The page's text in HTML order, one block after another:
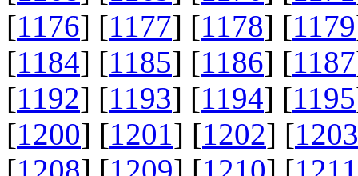
[1176] [1177] [1178] [1179
[1184] [1185] [1186] [1187
[1192] [1193] [1194] [1195
[1200] [1201] [1202] [1203